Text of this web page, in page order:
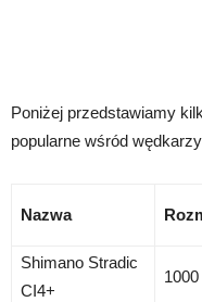
Poniżej przedstawiamy
popularne wśród
Nazwa
Shimano Stradic
CI4+
1000